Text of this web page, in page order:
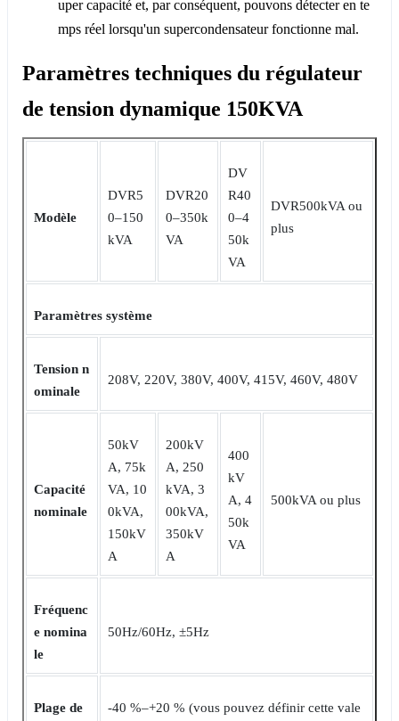
uper capacité et, par conséquent, pouvons détecter en te
mps réel lorsqu'un supercondensateur fonctionne mal.
Paramètres techniques du régulateur
de tension dynamique 150KVA
Modèle
DVR5
0‒150
kVA
DVR20
0‒350k
VA
DV
R40
0‒4
50k
VA
DVR500kVA ou
plus
Paramètres système
Tension n
ominale
208V, 220V, 380V, 400V, 415V, 460V, 480V
Capacité
nominale
50kV
A, 75k
VA, 10
0kVA,
150kV
A
200kV
A, 250
kVA, 3
00kVA,
350kV
A
400
kV
A, 4
50k
VA
500kVA ou plus
Fréquenc
e nomina
le
50Hz/60Hz, ±5Hz
Plage de
-40 %‒+20 % (vous pouvez définir cette vale